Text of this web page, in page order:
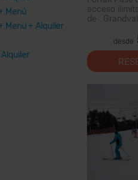
Menú
Menu + Alquiler
acceso
de
Pirineos.
podrás
desde